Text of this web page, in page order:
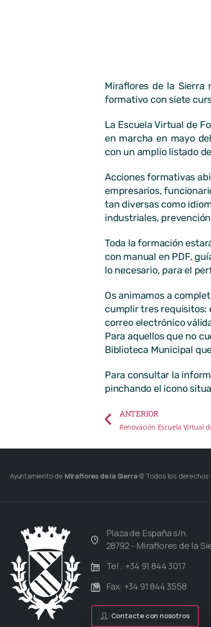
Miraflores de la Sierra
formativo con siete
La Escuela Virtual de
en marcha en mayo
con un amplio listado
Acciones formativas
empresarios,
tan diversas como
industriales,
Toda la formación
con manual en PDF,
lo necesario, para el
Os animamos a
cumplir tres requisitos:
correo electrónico
Para aquellos que no
Biblioteca Municipal
Para consultar la
pinchando el icono
ANTERIOR
Renovación Escuela Virtual
Ayuntamiento de Miraflores de la Sierra © Todos los derechos
Plaza de España s/n.
28792 - Miraflores de la
Tel.: +34 91 844 3017
Fax: +34 91 844 3558
Contacte con nosotros